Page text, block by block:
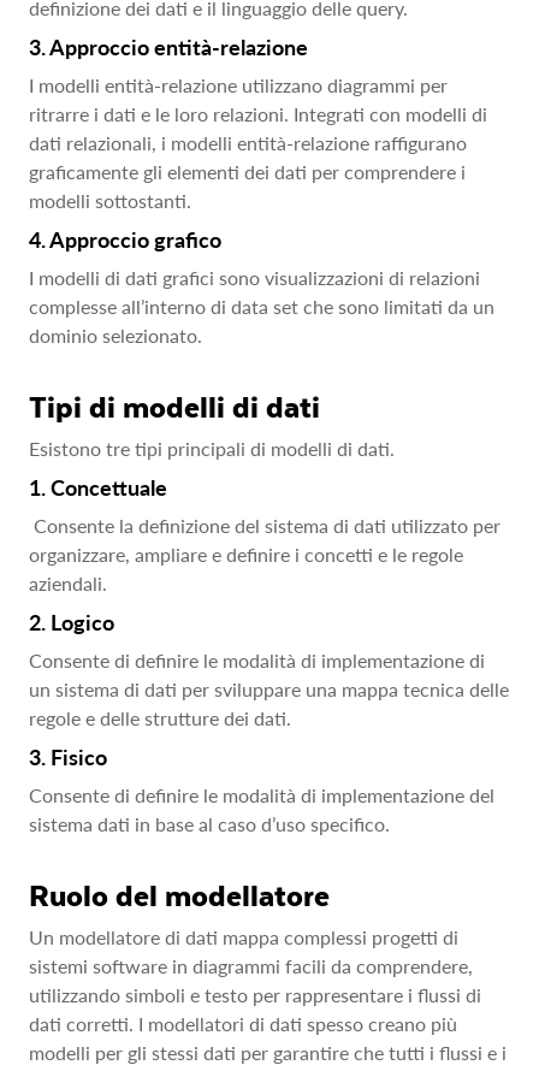
definizione dei dati e il linguaggio delle query.
3. Approccio entità-relazione
I modelli entità-relazione utilizzano diagrammi per
ritrarre i dati e le loro relazioni. Integrati con modelli di
dati relazionali, i modelli entità-relazione raffigurano
graficamente gli elementi dei dati per comprendere i
modelli sottostanti.
4. Approccio grafico
I modelli di dati grafici sono visualizzazioni di relazioni
complesse all’interno di data set che sono limitati da un
dominio selezionato.
Tipi di modelli di dati
Esistono tre tipi principali di modelli di dati.
1. Concettuale
Consente la definizione del sistema di dati utilizzato per
organizzare, ampliare e definire i concetti e le regole
aziendali.
2. Logico
Consente di definire le modalità di implementazione di
un sistema di dati per sviluppare una mappa tecnica delle
regole e delle strutture dei dati.
3. Fisico
Consente di definire le modalità di implementazione del
sistema dati in base al caso d’uso specifico.
Ruolo del modellatore
Un modellatore di dati mappa complessi progetti di
sistemi software in diagrammi facili da comprendere,
utilizzando simboli e testo per rappresentare i flussi di
dati corretti. I modellatori di dati spesso creano più
modelli per gli stessi dati per garantire che tutti i flussi e i